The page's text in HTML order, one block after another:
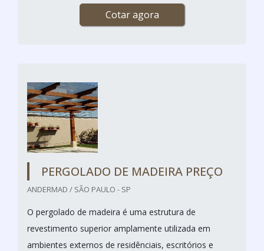
Cotar agora
PERGOLADO DE MADEIRA PREÇO
ANDERMAD / SÃO PAULO - SP
O pergolado de madeira é uma estrutura de
revestimento superior amplamente utilizada em
ambientes externos de residênciais, escritórios e